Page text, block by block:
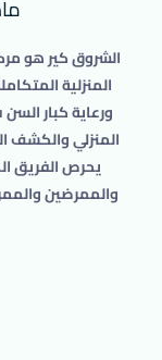
الشروق كير هو
المنزلية
ورعاية كبار
المنزلي
يحرص الفريق
والممرضين